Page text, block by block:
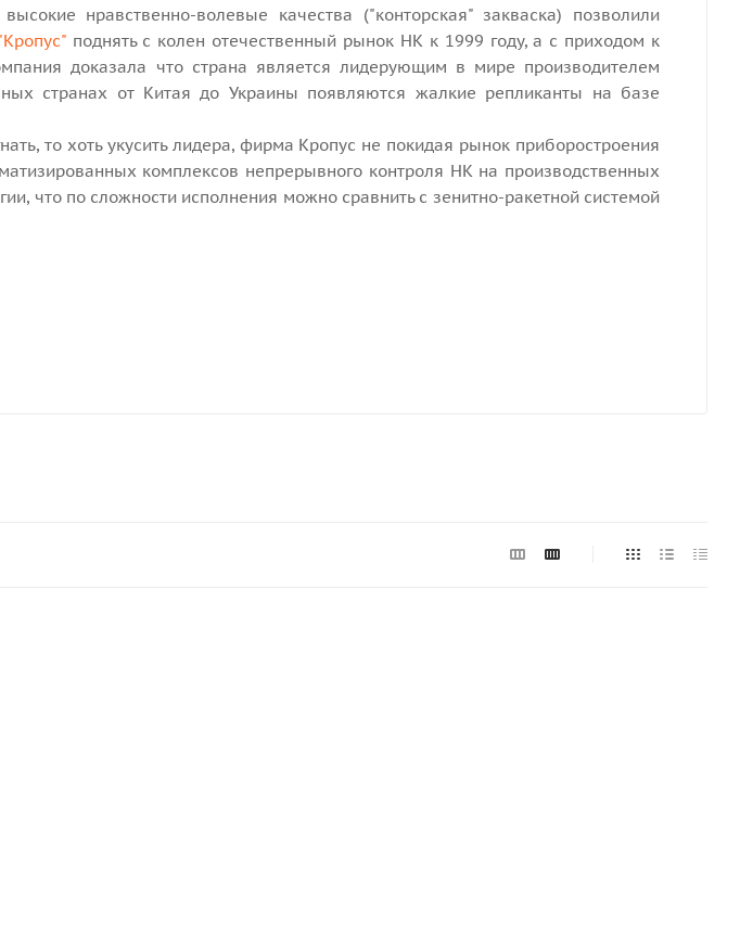
нравственно-волевые качества ("конторская" закваска) позволили
поднять с колен отечественный рынок НК к 1999 году, а с приходом к
доказала что страна является лидерующим в мире производителем
странах от Китая до Украины появляются жалкие репликанты на базе
то хоть укусить лидера, фирма Кропус не покидая рынок приборостроения
комплексов непрерывного контроля НК на производственных
что по сложности исполнения можно сравнить с зенитно-ракетной системой